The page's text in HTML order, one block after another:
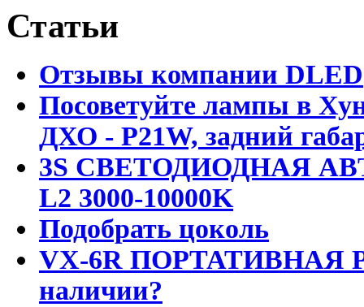
Статьи
Отзывы компании DLED
Посоветуйте лампы в
ДХО - P21W, задний
3S СВЕТОДИОДНАЯ
L2 3000-10000K
Подобрать цоколь
VX-6R ПОРТАТИВНАЯ
наличии?